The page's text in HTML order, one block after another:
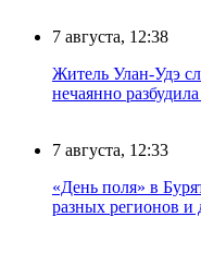
7 августа, 12:38
Житель Улан-Удэ
нечаянно
7 августа, 12:33
«День поля» в
разных регионов